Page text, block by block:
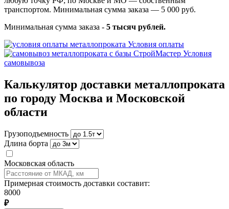
транспортом. Минимальная сумма заказа — 5 000 руб.
Минимальная сумма заказа - 5 тысяч рублей.
Условия оплаты
Условия
самовывоза
Калькулятор доставки металлопроката
по городу Москва и Московской
области
Грузоподъемность
Длина борта
Московская область
Примерная стоимость доставки составит:
8000
₽